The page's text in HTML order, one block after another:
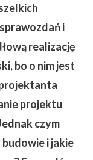
i
realizację
bo o nim jest
projektu
czym
i jakie